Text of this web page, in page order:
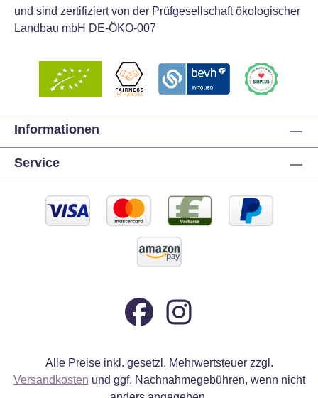
und sind zertifiziert von der Prüfgesellschaft ökologischer
Landbau mbH DE-ÖKO-007
Informationen
Service
Alle Preise inkl. gesetzl. Mehrwertsteuer zzgl.
Versandkosten und ggf. Nachnahmegebühren, wenn nicht